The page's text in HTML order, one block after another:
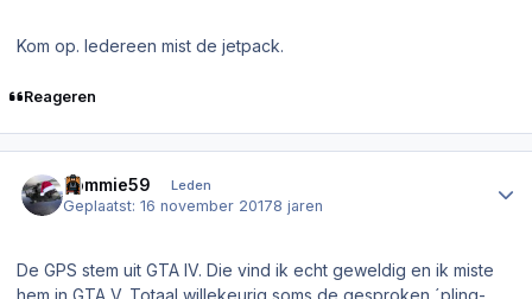
Kom op. Iedereen mist de jetpack.
Reageren
Tommie59 Leden
Geplaatst:16 november 20178 jaren
De GPS stem uit GTA IV. Die vind ik echt geweldig en ik miste
hem in GTA V. Totaal willekeurig soms de gesproken ´pling-